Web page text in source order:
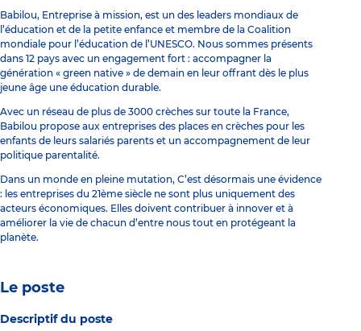
Babilou, Entreprise à mission, est un des leaders mondiaux de
l’éducation et de la petite enfance et membre de la Coalition
mondiale pour l’éducation de l’UNESCO. Nous sommes présents
dans 12 pays avec un engagement fort : accompagner la
génération « green native » de demain en leur offrant dès le plus
jeune âge une éducation durable.
Avec un réseau de plus de 3000 crèches sur toute la France,
Babilou propose aux entreprises des places en crèches pour les
enfants de leurs salariés parents et un accompagnement de leur
politique parentalité.
Dans un monde en pleine mutation, C’est désormais une évidence
: les entreprises du 21ème siècle ne sont plus uniquement des
acteurs économiques. Elles doivent contribuer à innover et à
améliorer la vie de chacun d’entre nous tout en protégeant la
planète.
Le poste
Descriptif du poste